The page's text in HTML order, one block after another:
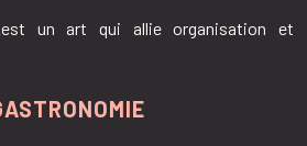
un art qui allie organisation et